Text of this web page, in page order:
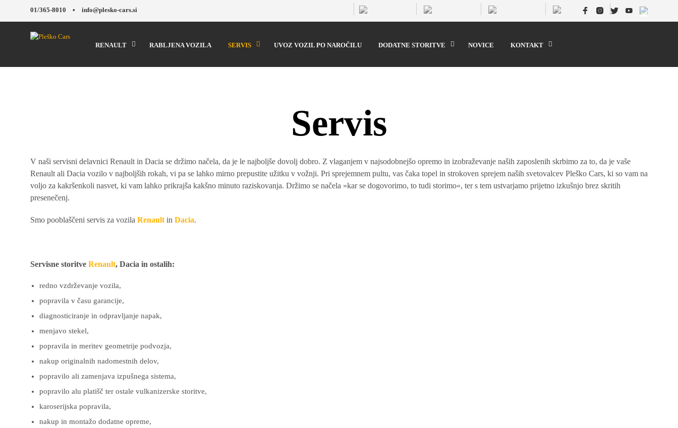
01/365-8010 • info@plesko-cars.si
RENAULT RABLJENA VOZILA SERVIS UVOZ VOZIL PO NAROČILU DODATNE STORITVE NOVICE KONTAKT
Servis
V naši servisni delavnici Renault in Dacia se držimo načela, da je le najboljše dovolj dobro. Z vlaganjem v najsodobnejšo opremo in izobraževanje naših zaposlenih skrbimo za to, da je vaše
Renault ali Dacia vozilo v najboljših rokah, vi pa se lahko mirno prepustite užitku v vožnji. Pri sprejemnem pultu, vas čaka topel in strokoven sprejem naših svetovalcev Pleško Cars, ki so vam na
voljo za kakršenkoli nasvet, ki vam lahko prikrajša kakšno minuto raziskovanja. Držimo se načela »kar se dogovorimo, to tudi storimo«, ter s tem ustvarjamo prijetno izkušnjo brez skritih
presenečenj.
Smo pooblaščeni servis za vozila Renault in Dacia.
Servisne storitve Renault, Dacia in ostalih:
redno vzdrževanje vozila,
popravila v času garancije,
diagnosticiranje in odpravljanje napak,
menjavo stekel,
popravila in meritev geometrije podvozja,
nakup originalnih nadomestnih delov,
popravilo ali zamenjava izpušnega sistema,
popravilo alu platišč ter ostale vulkanizerske storitve,
karoserijska popravila,
nakup in montažo dodatne opreme,